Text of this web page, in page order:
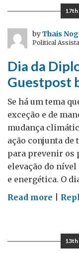
que
você
deve
saber
a
17th
byThais
Political
Dia da
Guestpost
Se há um tema
exceção e de
mudança
ação conjunta
para prevenir os
elevação do
e energética. O
Read more on
13th